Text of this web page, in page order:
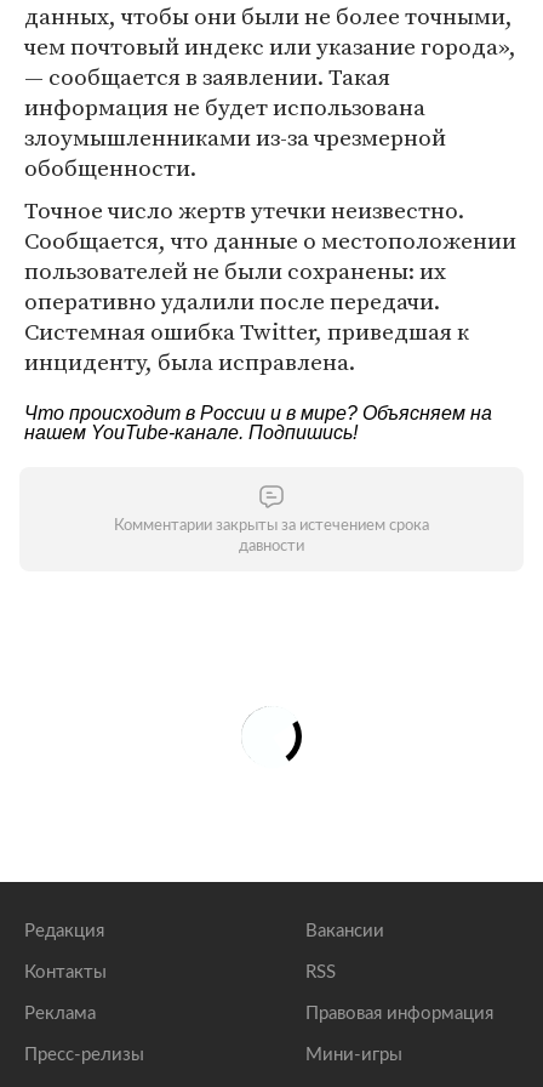
данных, чтобы они были не более точными,
чем почтовый индекс или указание города»,
— сообщается в заявлении. Такая
информация не будет использована
злоумышленниками из-за чрезмерной
обобщенности.
Точное число жертв утечки неизвестно.
Сообщается, что данные о местоположении
пользователей не были сохранены: их
оперативно удалили после передачи.
Системная ошибка Twitter, приведшая к
инциденту, была исправлена.
Что происходит в России и в мире? Объясняем на
нашем YouTube-канале. Подпишись!
Комментарии закрыты за истечением срока
давности
Редакция
Контакты
Реклама
Пресс-релизы
Вакансии
RSS
Правовая информация
Мини-игры